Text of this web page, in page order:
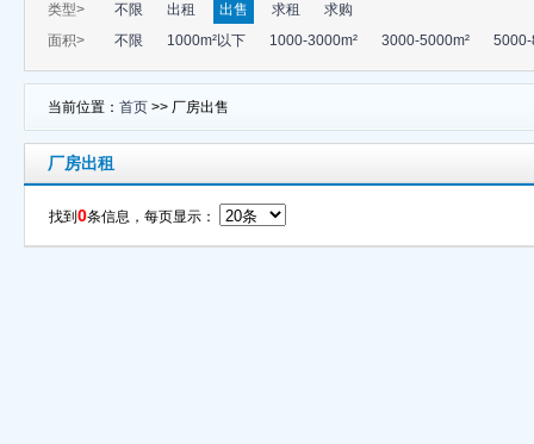
类型>
不限 出租 出售 求租
求购
面积>
不限 1000m²以下 1000-3000m² 3000-5000m² 5000-
当前位置： 首页 >> 厂房出售
厂房出租
找到 0条信息，每页显示：